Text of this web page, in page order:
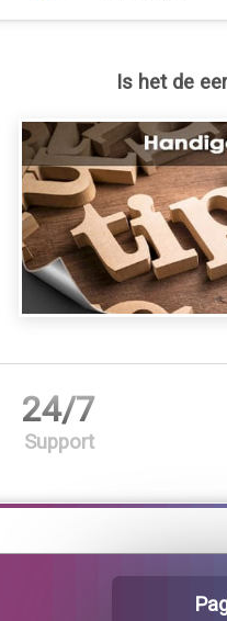
Is het de
24/7
Support